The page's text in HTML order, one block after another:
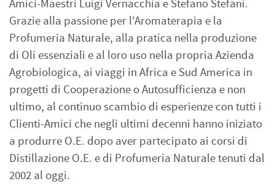
Amici-Maestri Luigi Vernacchia e Stefano Stefani.
Grazie alla passione per l'Aromaterapia e la
Profumeria Naturale, alla pratica nella produzione
di Oli essenziali e al loro uso nella propria Azienda
Agrobiologica, ai viaggi in Africa e Sud America in
progetti di Cooperazione o Autosufficienza e non
ultimo, al continuo scambio di esperienze con tutti i
Clienti-Amici che negli ultimi decenni hanno iniziato
a produrre O.E. dopo aver partecipato ai corsi di
Distillazione O.E. e di Profumeria Naturale tenuti dal
2002 al oggi.